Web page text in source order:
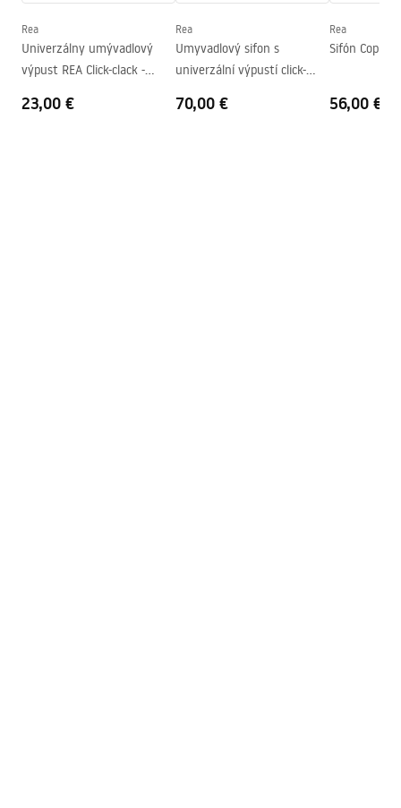
Tvar
Otvor pre batériu
Nie
Deklaracja Właściwości Użytkowych
FREJA BEIGE Deklaracja.pdf
Rea
Univerzálny umývadlový
výpust REA Click-clack -
23,00 €
Rea
Umyvadlový sifon s
univerzální výpustí click-
70,00 €
Rea
Sifón Copper
56,00 €